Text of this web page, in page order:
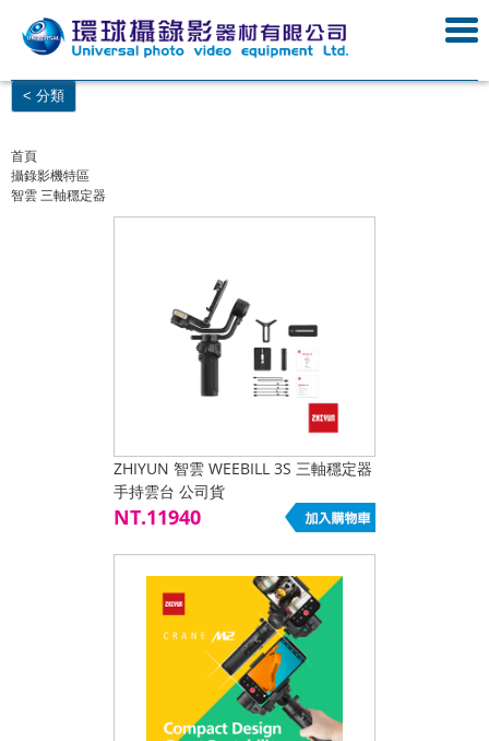
< 分類
首頁
攝錄影機特區
智雲 三軸穩定器
ZHIYUN 智雲 WEEBILL 3S 三軸穩定器
手持雲台 公司貨
NT.11940